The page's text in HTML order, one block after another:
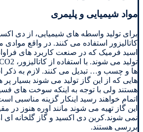
مواد شیمیایی و پلیمری
برای تولید واسطه های شیمیایی، از دی
کاتالیزور استفاده می کنند. در واقع موادی
اسید فرمیک که در صنعت کاربرد های
ها و چسب و… تبدیل می کنند. لازم به ذکر
هایی که از این گاز تولید می شوند بسیار پر
هستند ولی با توجه به اینکه سوخت های
اتمام خواهند رسید اینکار گزینه مناسبی
این گاز تهیه می شوند مانند اوره هنوز در
نمی شوند.کربن دی اکسید و گاز گلخانه ای
بررسی هستند.